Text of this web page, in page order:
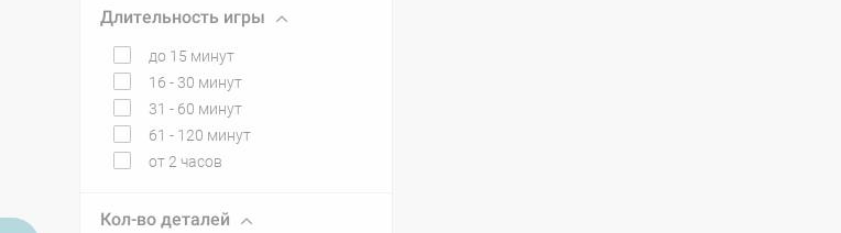
Длительность игры
до 15 минут
16 - 30 минут
31 - 60 минут
61 - 120 минут
от 2 часов
Кол-во деталей